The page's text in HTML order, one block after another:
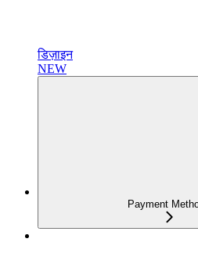
डिज़ाइन
NEW
Payment